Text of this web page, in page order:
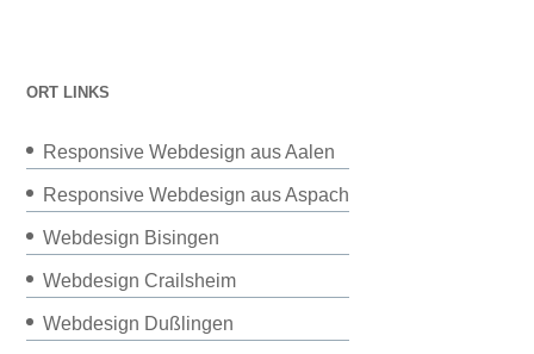
ORT LINKS
Responsive Webdesign aus Aalen
Responsive Webdesign aus Aspach
Webdesign Bisingen
Webdesign Crailsheim
Webdesign Dußlingen